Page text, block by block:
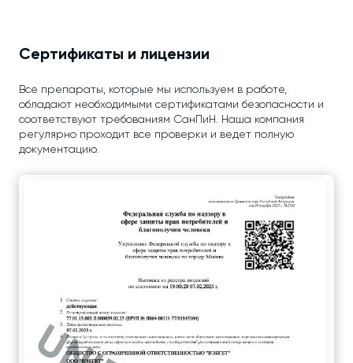
Сертификаты и лицензии
Все препараты, которые мы используем в работе,
обладают необходимыми сертификатами безопасности и
соответствуют требованиям СанПиН. Наша компания
регулярно проходит все проверки и ведет полную
документацию.